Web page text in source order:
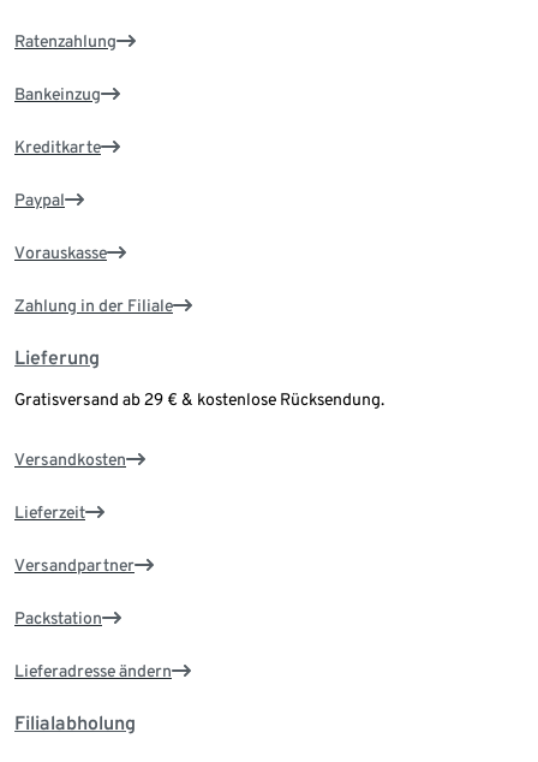
Ratenzahlung
Bankeinzug
Kreditkarte
Paypal
Vorauskasse
Zahlung in der Filiale
Lieferung
Gratisversand ab 29 € & kostenlose Rücksendung.
Versandkosten
Lieferzeit
Versandpartner
Packstation
Lieferadresse ändern
Filialabholung